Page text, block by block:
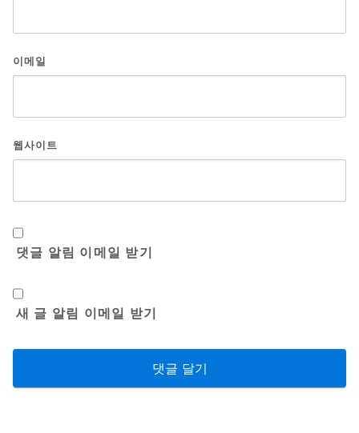
이메일
웹사이트
댓글 알림 이메일 받기
새 글 알림 이메일 받기